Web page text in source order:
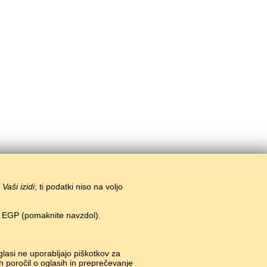
Vaši izidi; ti podatki niso na voljo
(pomaknite navzdol).
ne uporabljajo piškotkov za
poročil o oglasih in preprečevanje